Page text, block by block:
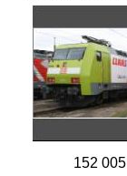
152 005